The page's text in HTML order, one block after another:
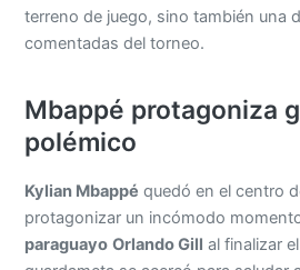
terreno de juego, sino también una
comentadas del torneo.
Mbappé protagoniza
polémico
Kylian Mbappé quedó en el centro
protagonizar un incómodo
paraguayo Orlando Gill al finalizar